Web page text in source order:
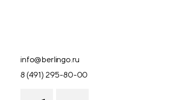
info@berlingo.ru
8 (491) 295-80-00